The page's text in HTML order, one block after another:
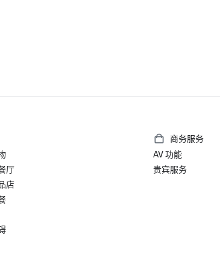
厅
店
商务服务
AV 功能
贵宾服务